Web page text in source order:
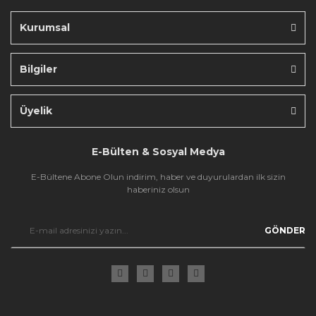
Kurumsal
Bilgiler
Üyelik
E-Bülten & Sosyal Medya
E-Bültene Abone Olun indirim, haber ve duyurulardan ilk sizin
haberiniz olsun
GÖNDER